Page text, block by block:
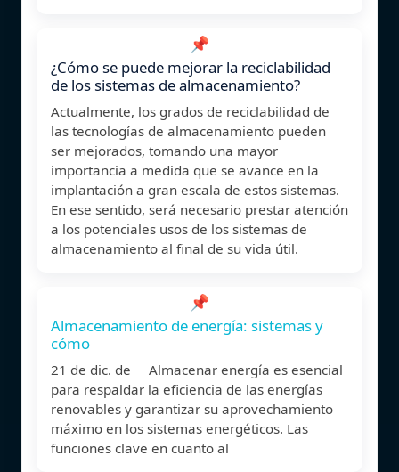
📌
¿Cómo se puede mejorar la reciclabilidad
de los sistemas de almacenamiento?
Actualmente, los grados de reciclabilidad de
las tecnologías de almacenamiento pueden
ser mejorados, tomando una mayor
importancia a medida que se avance en la
implantación a gran escala de estos sistemas.
En ese sentido, será necesario prestar atención
a los potenciales usos de los sistemas de
almacenamiento al final de su vida útil.
📌
Almacenamiento de energía: sistemas y
cómo
21 de dic. de Almacenar energía es esencial
para respaldar la eficiencia de las energías
renovables y garantizar su aprovechamiento
máximo en los sistemas energéticos. Las
funciones clave en cuanto al